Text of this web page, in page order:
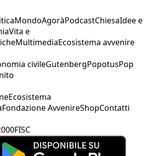
MondoAgoràPodcastChiesaIdee e
Vita e
MultimediaEcosistema avvenire
civileGutenbergPopotusPop
Ecosistema
Fondazione AvvenireShopContatti
FISC